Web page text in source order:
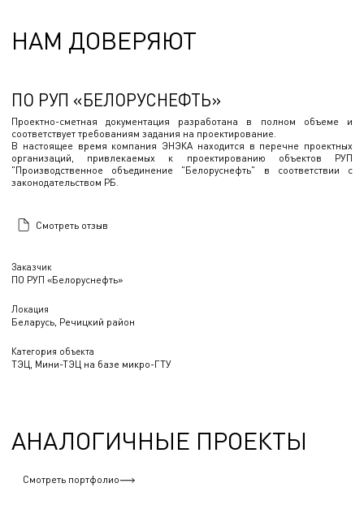
НАМ ДОВЕРЯЮТ
Заказчик
ПО РУП «Белоруснефть»
Локация
Беларусь, Речицкий район
Категория объекта
ТЭЦ, Мини-ТЭЦ на базе микро-ГТУ
ПО РУП «БЕЛОРУСНЕФТЬ»
Проектно-сметная документация разработана в полном объеме и
соответствует требованиям задания на проектирование.
В настоящее время компания ЭНЭКА находится в перечне проектных
организаций, привлекаемых к проектированию объектов РУП
"Производственное объединение "Белоруснефть" в соответствии с
законодательством РБ.
Смотреть отзыв
АНАЛОГИЧНЫЕ ПРОЕКТЫ
Смотреть портфолио